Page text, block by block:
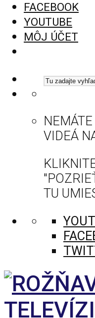
FACEBOOK
YOUTUBE
MÔJ ÚČET
VIDEÁ
TU